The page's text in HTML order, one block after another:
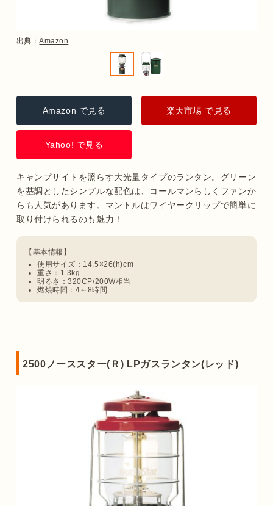
出典：Amazon
Amazon で見る 楽天市場 で見る
Yahoo! で見る
キャンプサイトを照らす大光量タイプのランタン。グリーン
を基調としたシンプルな配色は、コールマンらしくファンか
らも人気があります。マントルはワイヤークリップで簡単に
使用サイズ：14.5×26(h)cm
重さ：1.3kg
明るさ：320CP/200W相当
燃焼時間：4～8時間
2500ノーススター(Ｒ) LPガスランタン(レッド)